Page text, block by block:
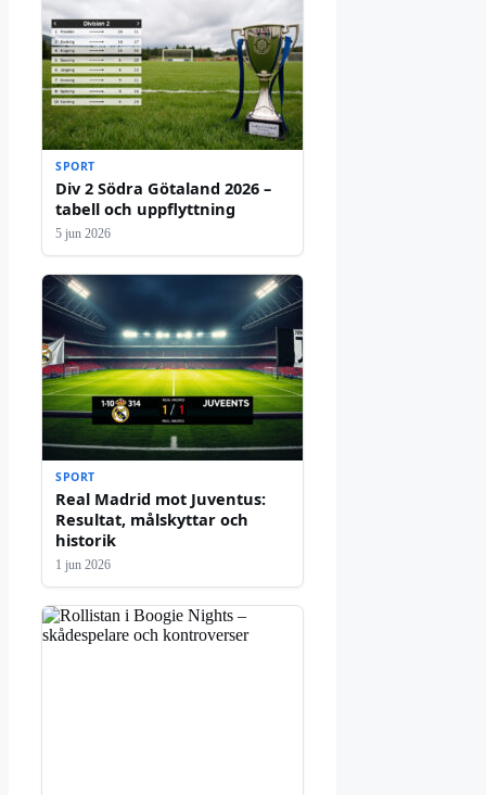
SPORT
Div 2 Södra Götaland 2026 –
tabell och uppflyttning
5 jun 2026
SPORT
Real Madrid mot Juventus:
Resultat, målskyttar och
historik
1 jun 2026